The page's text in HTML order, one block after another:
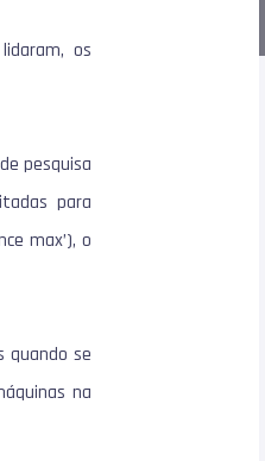
os
pesquisa
para
max’), o
quando se
na